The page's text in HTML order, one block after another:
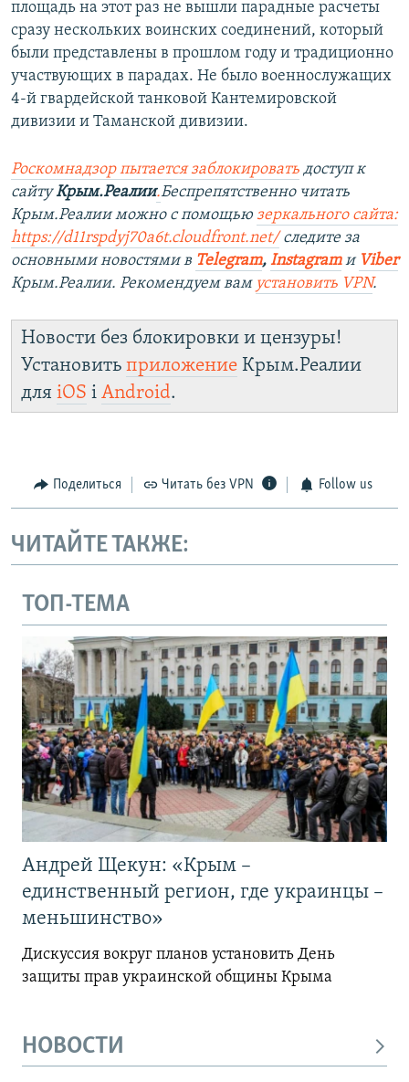
площадь на этот раз не вышли парадные расчеты
сразу нескольких воинских соединений, который
были представлены в прошлом году и традиционно
участвующих в парадах. Не было военнослужащих
4-й гвардейской танковой Кантемировской
дивизии и Таманской дивизии.
Роскомнадзор пытается заблокировать доступ к
сайтуКрым.Реалии.Беспрепятственно читать
Крым.Реалии можно с помощью зеркального сайта:
https://d11rspdyj70a6t.cloudfront.net/следите за
основными новостями в Telegram, Instagramи Viber
Крым.Реалии. Рекомендуем вам установить VPN.
Новости без блокировки и цензуры!
Установить приложение Крым.Реалии
для iOS і Android.
Поделиться Читать без VPN Follow us
ЧИТАЙТЕ ТАКЖЕ:
ТОП-ТЕМА
Андрей Щекун: «Крым –
единственный регион, где украинцы –
меньшинство»
Дискуссия вокруг планов установить День
защиты прав украинской общины Крыма
НОВОСТИ